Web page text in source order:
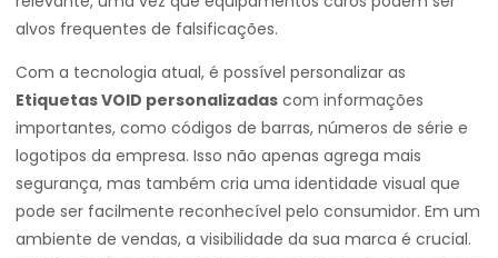
alvos frequentes de falsificações.
Com a tecnologia atual, é possível personalizar as
Etiquetas VOID personalizadas com informações
importantes, como códigos de barras, números de série e
logotipos da empresa. Isso não apenas agrega mais
segurança, mas também cria uma identidade visual que
pode ser facilmente reconhecível pelo consumidor. Em um
ambiente de vendas, a visibilidade da sua marca é crucial.